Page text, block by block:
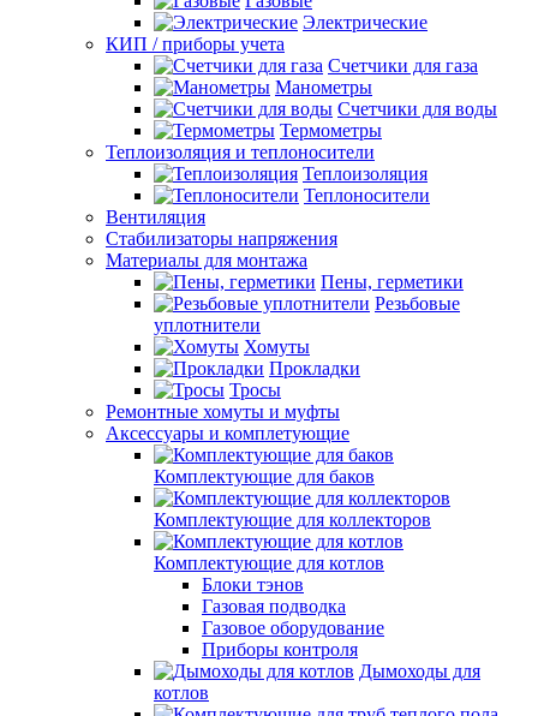
Электрические
КИП / приборы учета
Счетчики для газа
Манометры
Счетчики для воды
Термометры
Теплоизоляция и теплоносители
Теплоизоляция
Теплоносители
Вентиляция
Стабилизаторы напряжения
Материалы для монтажа
Пены, герметики
Резьбовые
уплотнители
Хомуты
Прокладки
Тросы
Ремонтные хомуты и муфты
Аксессуары и комплетующие
Комплектующие для баков
Комплектующие для коллекторов
Комплектующие для котлов
Блоки тэнов
Газовая подводка
Газовое оборудование
Приборы контроля
Дымоходы для
котлов